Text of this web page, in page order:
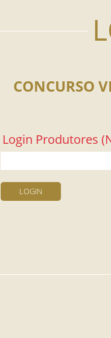
CONCURSO
Login Produtores
LOGIN